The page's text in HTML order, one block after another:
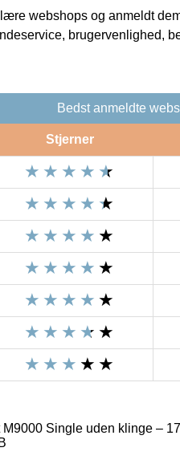
webshops og anmeldt
brugervenlighed,
Bedst anmeldte
Stjerner
Single uden klinge –